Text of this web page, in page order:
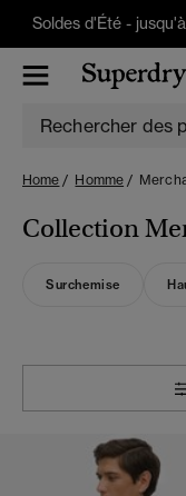
Soldes d'Été -
Home Homme
Collection
Surchemise